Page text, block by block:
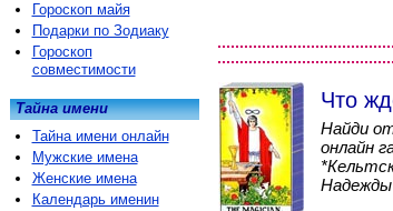
Что
Найди
онлайн
Надежды
Гороскоп майя
Подарки по Зодиаку
Гороскоп
совместимости
Тайна имени
Тайна имени онлайн
Мужские имена
Женские имена
Календарь именин